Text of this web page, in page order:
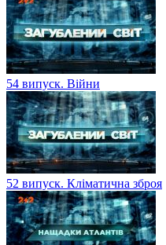
54 випуск. Війни
52 випуск. Кліматична зброя